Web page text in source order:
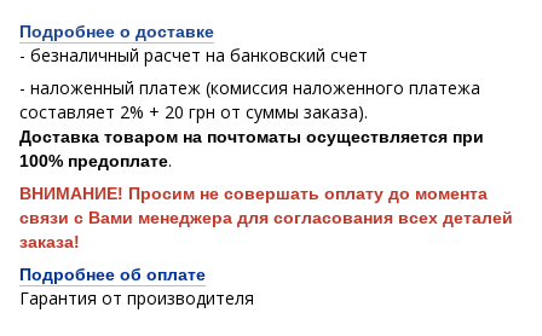
Подробнее о доставке
- безналичный расчет на банковский счет
- наложенный платеж (комиссия наложенного платежа
составляет 2% + 20 грн от суммы заказа).
Доставка товаром на почтоматы осуществляется при
100% предоплате.
ВНИМАНИЕ! Просим не совершать оплату до момента
связи с Вами менеджера для согласования всех деталей
заказа!
Подробнее об оплате
Гарантия от производителя